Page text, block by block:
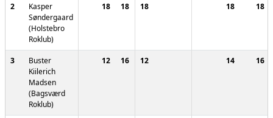
2
Kasper
Søndergaard
(Holstebro
Roklub)
18 18 18 18 18
3
Buster
Kiilerich
Madsen
(Bagsværd
Roklub)
12 16 12 14 16